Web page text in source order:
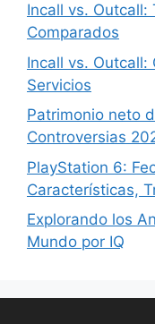
Incall vs. Outcall:
Comparados
Incall vs. Outcall:
Servicios
Patrimonio neto
Controversias
PlayStation 6:
Características,
Explorando los
Mundo por IQ